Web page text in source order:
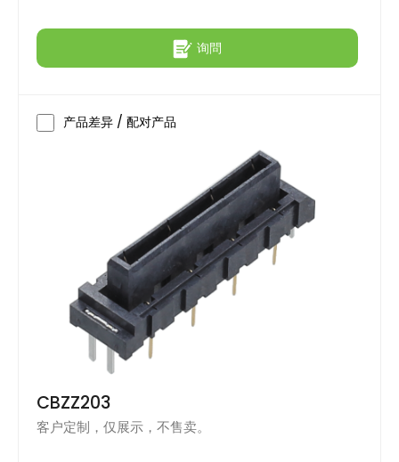
询問
产品差异 / 配对产品
CBZZ203
客户定制，仅展示，不售卖。